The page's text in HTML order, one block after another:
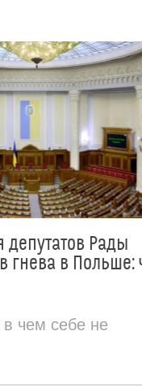
депутатов Рады
гнева в Польше:
чем себе не